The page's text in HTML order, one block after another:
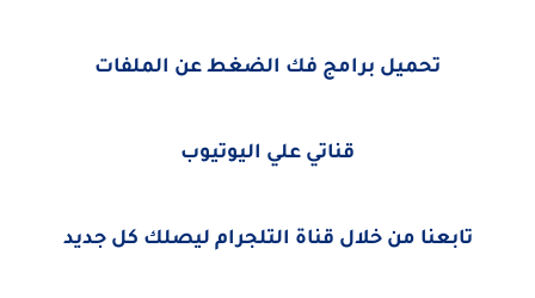
تحميل برامج فك الضغط عن الملفات
قناتي علي اليوتيوب
تابعنا من خلال قناة التلجرام ليصلك كل جديد